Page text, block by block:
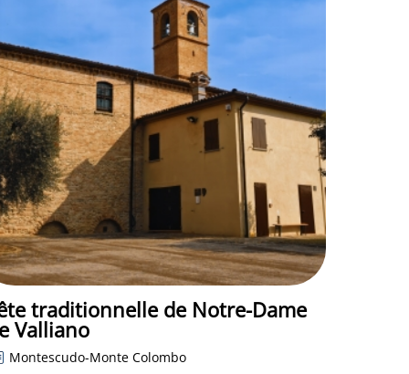
traditionnelle de Notre-Dame
Valliano
Montescudo-Monte Colombo